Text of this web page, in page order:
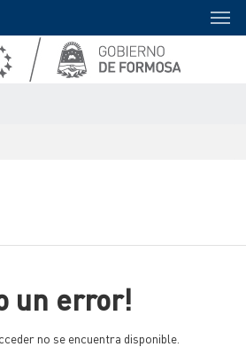
un error!
no se encuentra disponible.